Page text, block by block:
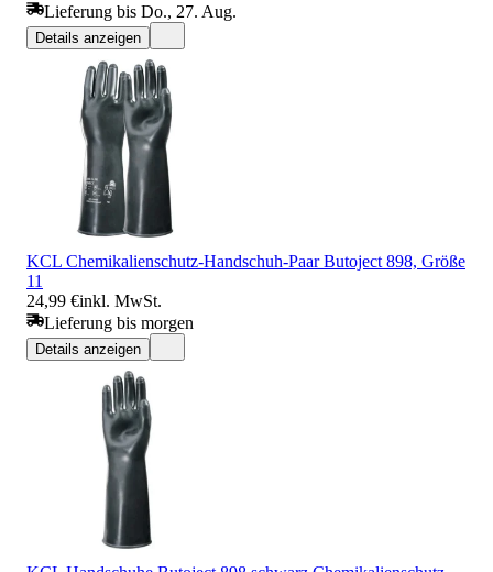
Lieferung bis Do., 27. Aug.
Details anzeigen
KCL Chemikalienschutz-Handschuh-Paar Butoject 898, Größe
11
24,99 €inkl. MwSt.
Lieferung bis morgen
Details anzeigen